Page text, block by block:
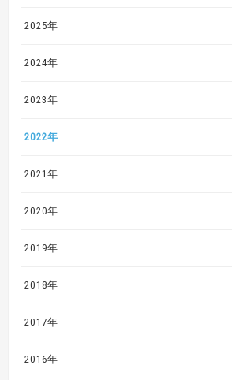
2025年
2024年
2023年
2022年
2021年
2020年
2019年
2018年
2017年
2016年